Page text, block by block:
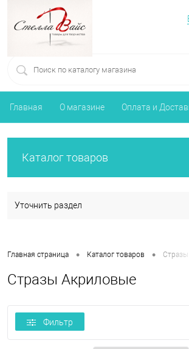
Главная О магазине Оплата и
Каталог товаров
Уточнить раздел
Главная страница • Каталог товаров • Стразы
Стразы Акриловые
Фильтр